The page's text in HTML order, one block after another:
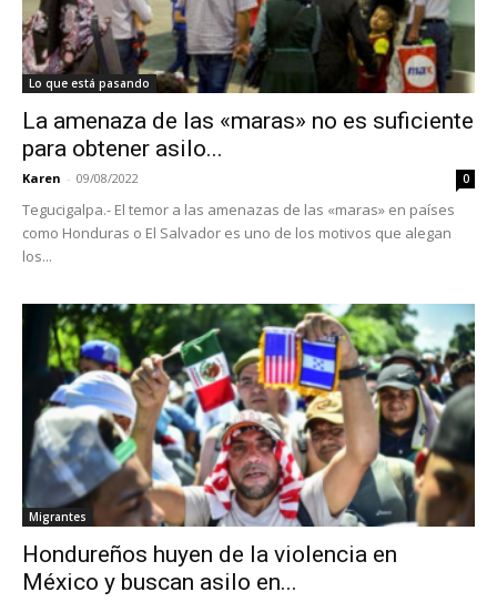
Lo que está pasando
La amenaza de las «maras» no es suficiente
para obtener asilo...
Karen - 09/08/2022 0
Tegucigalpa.- El temor a las amenazas de las «maras» en países
como Honduras o El Salvador es uno de los motivos que alegan
los...
Migrantes
Hondureños huyen de la violencia en
México y buscan asilo en...